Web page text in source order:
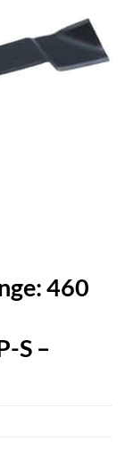
460
S –